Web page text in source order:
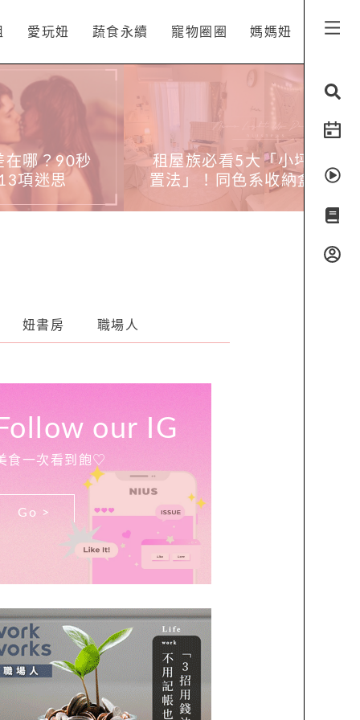
愛玩妞 蔬食永續 寵物圈圈 媽媽妞
坪數房間佈
盒、「往上
很重要
你習慣坐哪個位置？心理師
從4種座位偏好看人格特質
靠窗的人喜歡保有距離感
妞書房 職場人
our IG
食一次看到飽♡
Go >